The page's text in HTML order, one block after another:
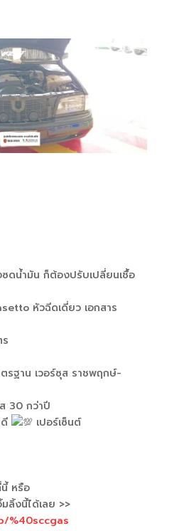
ซดน้ำมัน ก็ต้องปรับเปลี่ยนเชื้อ
หัวฉีดเดี่ยว เอกสาร
รฐาน เวอร์ซุส ราชพฤกษ์-
30 กว่าปี
เปอร์เซ็นต์
หรือ
ลิ้งนี้ได้เลย >>
%40sccgas